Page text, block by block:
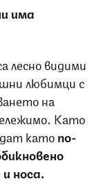
има
лесно видими
любимци с
на
Като
катопо-
носа.